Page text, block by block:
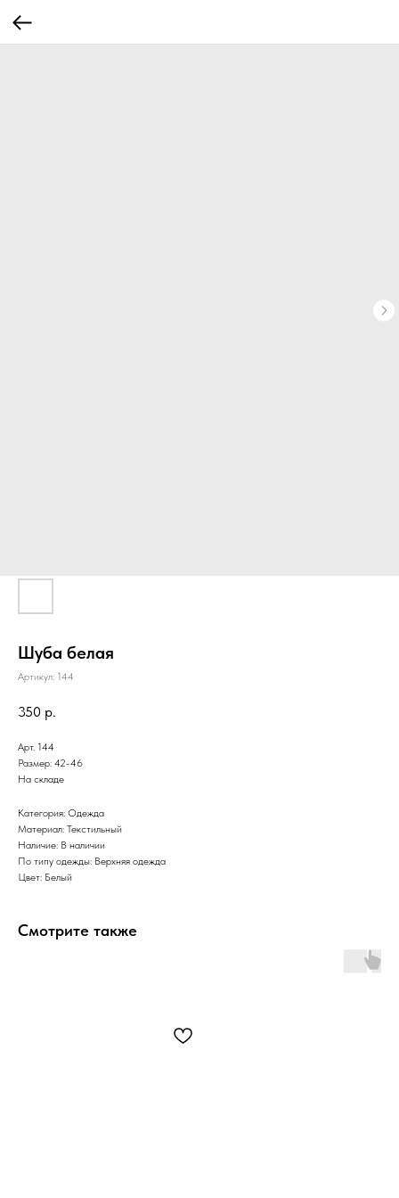
Шуба белая
Артикул: 144
350 р.
Арт. 144
Размер: 42-46
На складе
Категория: Одежда
Материал: Текстильный
Наличие: В наличии
По типу одежды: Верхняя одежда
Цвет: Белый
Смотрите также